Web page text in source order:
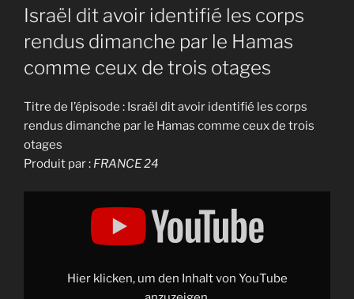
LE
Israël dit avoir identifié les corps
rendus dimanche par le Hamas
comme ceux de trois otages
Titre de l’épisode : Israël dit avoir identifié les corps
rendus dimanche par le Hamas comme ceux de trois
otages
Produit par : FRANCE 24
Display
dimancheHier klicken, um den Inhalt von YouTube